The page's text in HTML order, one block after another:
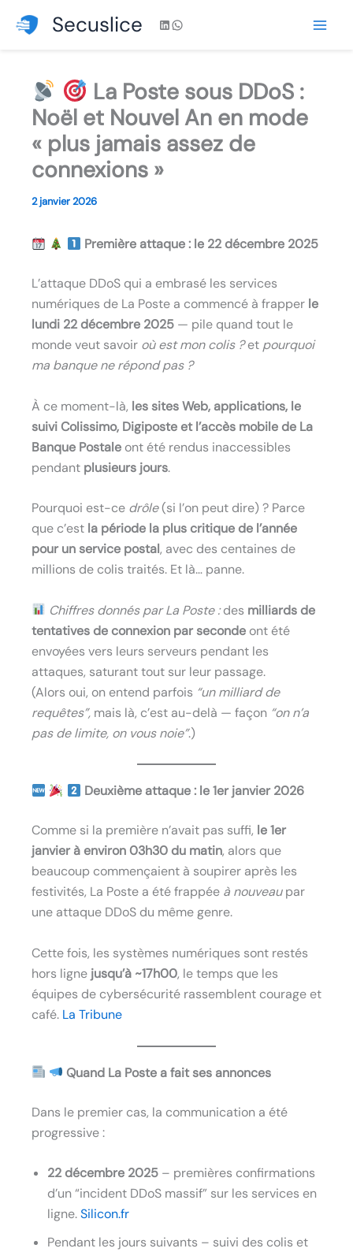
Secuslice LinkedIn
WhatsApp
La Poste sous DDoS :
Noël et Nouvel An en mode
« plus jamais assez de
connexions »
2 janvier 2026
Première attaque : le 22 décembre 2025
L’attaque DDoS qui a embrasé les services
numériques de La Poste a commencé à frapper le
lundi 22 décembre 2025 — pile quand tout le
monde veut savoir où est mon colis ?et pourquoi
ma banque ne répond pas ?
À ce moment-là, les sites Web, applications, le
suivi Colissimo, Digiposte et l’accès mobile de La
Banque Postale ont été rendus inaccessibles
pendant plusieurs jours.
Pourquoi est-ce drôle(si l’on peut dire) ? Parce
que c’est la période la plus critique de l’année
pour un service postal, avec des centaines de
millions de colis traités. Et là… panne.
Chiffres donnés par La Poste :des milliards de
tentatives de connexion par seconde ont été
envoyées vers leurs serveurs pendant les
attaques, saturant tout sur leur passage.
(Alors oui, on entend parfois “un milliard de
requêtes”, mais là, c’est au-delà — façon “on n’a
pas de limite, on vous noie”.)
Deuxième attaque : le 1er janvier 2026
Comme si la première n’avait pas suffi, le 1er
janvier à environ 03h30 du matin, alors que
beaucoup commençaient à soupirer après les
festivités, La Poste a été frappée à nouveaupar
une attaque DDoS du même genre.
Cette fois, les systèmes numériques sont restés
hors ligne jusqu’à ~17h00, le temps que les
équipes de cybersécurité rassemblent courage et
café. La Tribune
Quand La Poste a fait ses annonces
Dans le premier cas, la communication a été
progressive :
22 décembre 2025 – premières confirmations
d’un “incident DDoS massif” sur les services en
ligne.Silicon.fr
Pendant les jours suivants – suivi des colis et